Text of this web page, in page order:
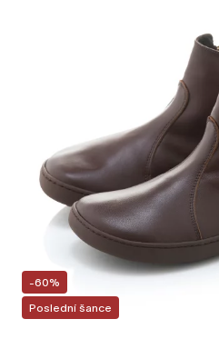
-60%
Poslední šance